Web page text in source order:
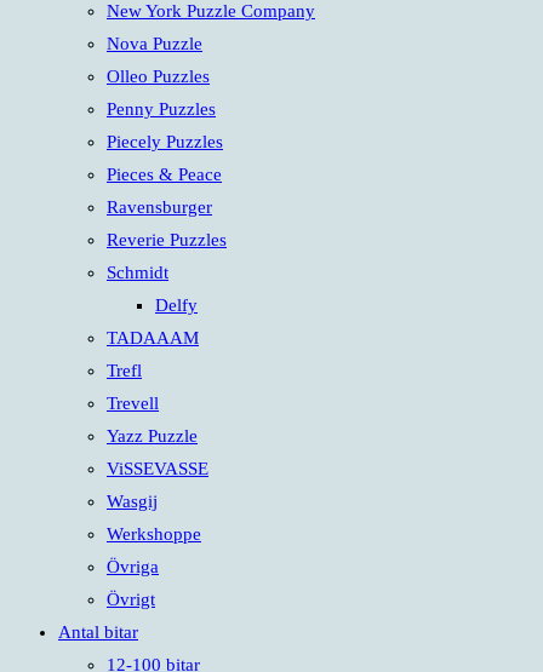
New York Puzzle Company
Nova Puzzle
Olleo Puzzles
Penny Puzzles
Piecely Puzzles
Pieces & Peace
Ravensburger
Reverie Puzzles
Schmidt
Delfy
TADAAAM
Trefl
Trevell
Yazz Puzzle
ViSSEVASSE
Wasgij
Werkshoppe
Övriga
Övrigt
Antal bitar
12-100 bitar